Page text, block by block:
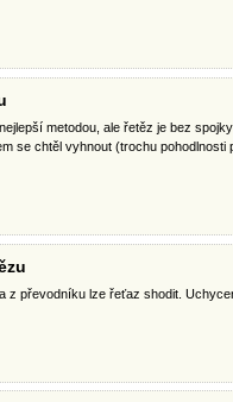
metodou, ale řetěz je bez
se chtěl vyhnout (trochu pohodlnosti
z převodníku lze řeťaz shodit.